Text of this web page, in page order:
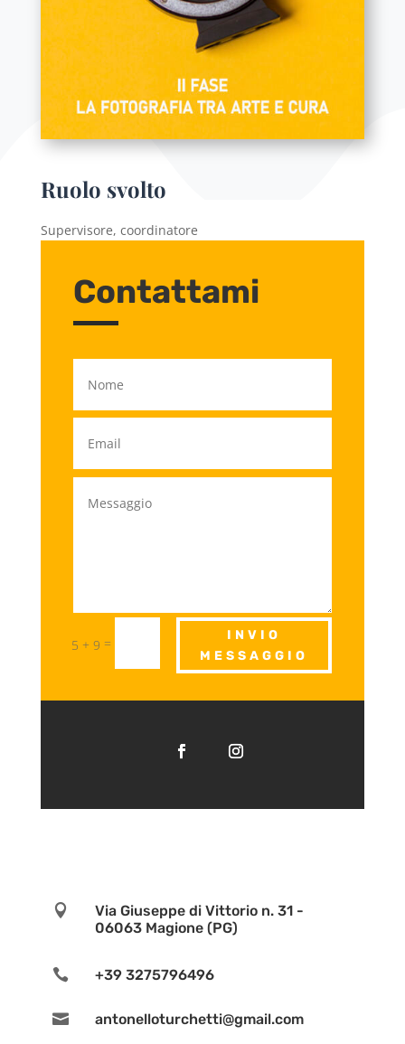
Ruolo svolto
Supervisore, coordinatore
Contattami
5 + 9 =
INVIO
MESSAGGIO

Via Giuseppe di Vittorio n. 31 -
06063 Magione (PG)
 +39 3275796496
 antonelloturchetti@gmail.com